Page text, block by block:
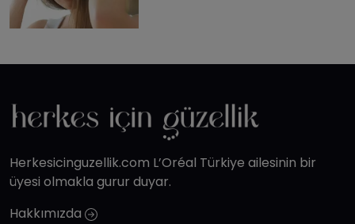
Herkesicinguzellik.com L’Oréal Türkiye ailesinin bir
üyesi olmakla gurur duyar.
Hakkımızda